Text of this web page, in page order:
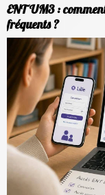
ENT UM3 :
fréquents ?